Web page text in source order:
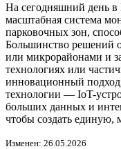
На сегодняшний день в
масштабная система
парковочных зон,
Большинство решений
или микрорайонами и
технологиях или
инновационный
технологии — IoT-
больших данных и
чтобы создать единую,
Изменен: 26.05.2026